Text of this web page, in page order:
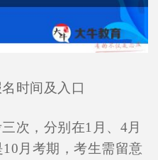
时间及入口
次，分别在1月、4月
月考期，考生需留意